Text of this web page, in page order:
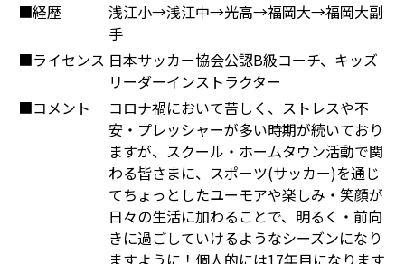
■経歴
浅江小→浅江中→光高→福岡大→福岡大副
手
■ライセンス 日本サッカー協会公認B級コーチ、キッズ
リーダーインストラクター
■コメント
コロナ禍において苦しく、ストレスや不
安・プレッシャーが多い時期が続いており
ますが、スクール・ホームタウン活動で関
わる皆さまに、スポーツ(サッカー)を通じ
てちょっとしたユーモアや楽しみ・笑顔が
日々の生活に加わることで、明るく・前向
きに過ごしていけるようなシーズンになり
ますように！個人的には17年目になります